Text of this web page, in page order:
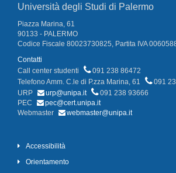
Università degli Studi di Palermo
Piazza Marina, 61
90133 - PALERMO
Codice Fiscale 80023730825, Partita IVA
Contatti
Call center studenti
091 238 86472
Telefono Amm. C.le di P.zza Marina, 61
091
URP
urp@unipa.it
091 238 93666
PEC
pec@cert.unipa.it
Webmaster
webmaster@unipa.it
Accessibilità
Orientamento